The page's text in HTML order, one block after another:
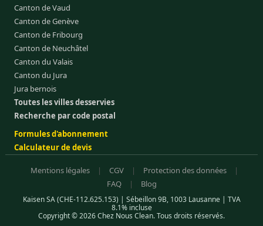
Canton de Vaud
Canton de Genève
Canton de Fribourg
Canton de Neuchâtel
Canton du Valais
Canton du Jura
Jura bernois
Toutes les villes desservies
Recherche par code postal
Formules d'abonnement
Calculateur de devis
Mentions légales | CGV | Protection des données
|
FAQ
| Blog
Kaisen SA (CHE-112.625.153) | Sébeillon 9B, 1003 Lausanne | TVA
8.1% incluse
Copyright © 2026 Chez Nous Clean. Tous droits réservés.